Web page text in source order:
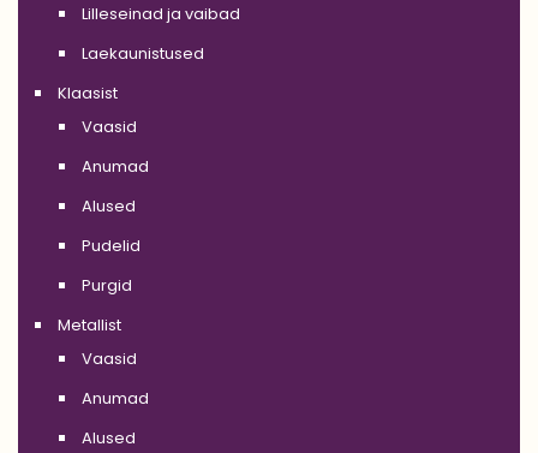
Lilleseinad ja vaibad
Laekaunistused
Klaasist
Vaasid
Anumad
Alused
Pudelid
Purgid
Metallist
Vaasid
Anumad
Alused